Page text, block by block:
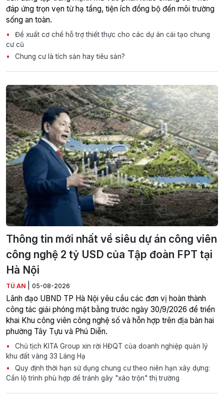
đáp ứng trọn vẹn từ hạ tầng, tiện ích đồng bộ đến môi trường
sống an toàn.
Đề xuất cơ chế hỗ trợ thiết thực cho các dự án cải tạo chung
cư cũ
Chung cư là tích sản hay tiêu sản?
Thông tin mới nhất về siêu dự án công viên
công nghệ 2 tỷ USD của Tập đoàn FPT tại
Hà Nội
TÚ AN 05-08-2026
Lãnh đạo UBND TP Hà Nội yêu cầu các đơn vị hoàn thành
công tác giải phóng mặt bằng trước ngày 30/9/2026 để triển
khai Khu công viên công nghệ số và hỗn hợp trên địa bàn hai
phường Tây Tựu và Phú Diễn.
Chủ tịch KITA Group xin rời HĐQT của doanh nghiệp quản lý
khu đất vàng 33 Láng Hạ
Quy định thời hạn sử dụng chung cư theo niên hạn xây dựng:
Cần lộ trình phù hợp để tránh gây "xáo trộn" thị trường